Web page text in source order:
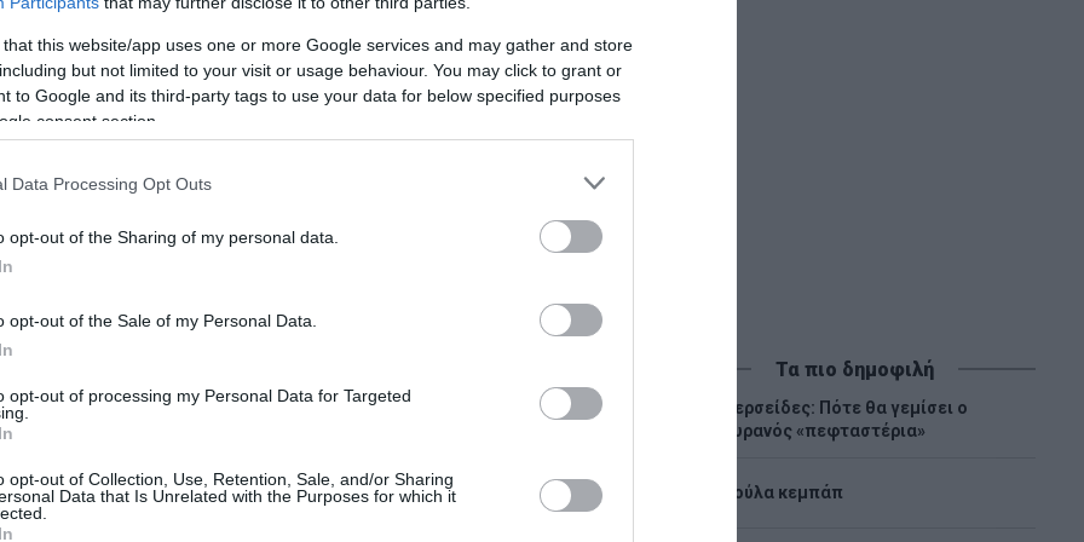
that this website/app uses one or more Google services and may gather and store
but not limited to your visit or usage behaviour. You may click to grant or
to Google and its third-party tags to use your data for below specified purposes
consent section.
Data Processing Opt Outs
opt-out of the Sharing of my personal data.
opt-out of the Sale of my Personal Data.
opt-out of processing my Personal Data for Targeted
opt-out of Collection, Use, Retention, Sale, and/or Sharing
Data that Is Unrelated with the Purposes for which it
ελληνικούς προορισμούς
άλλη πλευρά της Σελήνης
στην Λάρνακα (Video)
όλες τις ειδήσεις
Τα πιο δημοφιλή
Περσείδες: Πότε θα γεμίσει ο
ουρανός «πεφταστέρια»
Λούλα κεμπάπ